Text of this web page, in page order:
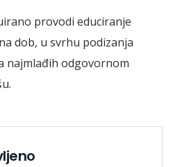
provodi educiranje
dob, u svrhu podizanja
najmlađih odgovornom